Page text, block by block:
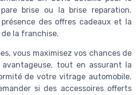
brise ou la brise reparation.
des offres cadeaux et la
la franchise.
vous maximisez vos chances de
avantageuse, tout en assurant la
de votre vitrage automobile.
si des accessoires offerts